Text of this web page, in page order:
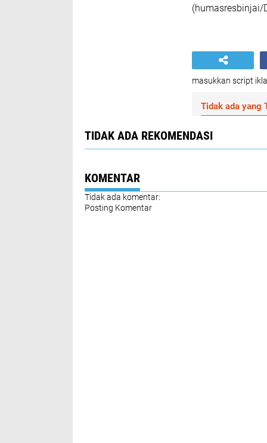
(humasresbinjai/
masukkan script
Tidak ada yang
TIDAK ADA REKOMENDASI
KOMENTAR
Tidak ada komentar:
Posting Komentar